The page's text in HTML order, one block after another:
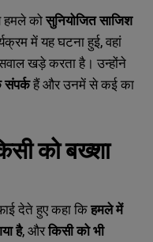
कोसुनियोजित साजिश
में यह घटना हुई, वहां
खड़े करता है। उन्होंने
संपर्कहैं और उनमें से कई का
को बख्शा
देते हुए कहा किहमले में
है, औरकिसी को भी